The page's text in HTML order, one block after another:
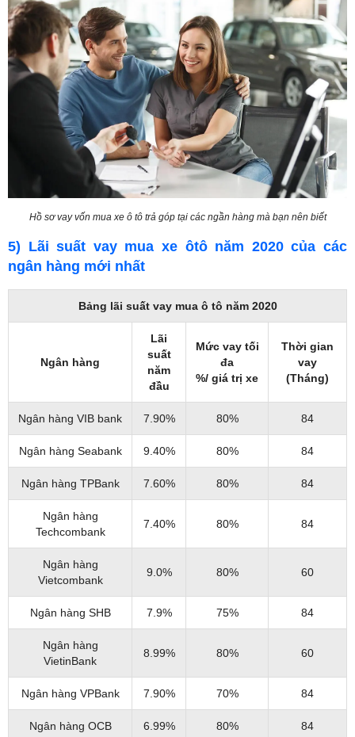
Hồ sơ vay vốn mua xe ô tô trả góp tại các ngần hàng mà bạn nên biết
5) Lãi suất vay mua xe ôtô năm 2020 của các
ngân hàng mới nhất
Bảng lãi suất vay mua ô tô năm 2020
Ngân hàng
Lãi
suất
năm
đầu
Mức vay tối
đa
%/ giá trị xe
Thời gian
vay
(Tháng)
Ngân hàng VIB bank 7.90% 80% 84
Ngân hàng Seabank 9.40% 80% 84
Ngân hàng TPBank 7.60% 80% 84
Ngân hàng
Techcombank
7.40% 80% 84
Ngân hàng
Vietcombank
9.0% 80% 60
Ngân hàng SHB 7.9% 75% 84
Ngân hàng
VietinBank
8.99% 80% 60
Ngân hàng VPBank 7.90% 70% 84
Ngân hàng OCB 6.99% 80% 84